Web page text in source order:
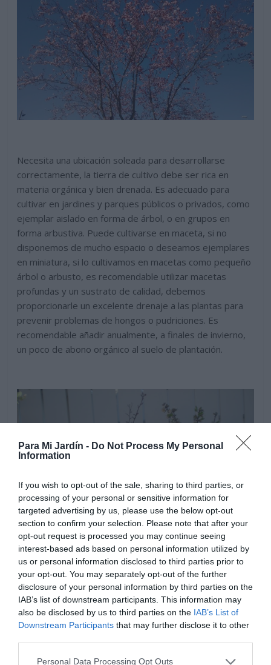
Para Mi Jardín - Do Not Process My Personal
Information
If you wish to opt-out of the sale, sharing to third parties, or
processing of your personal or sensitive information for
targeted advertising by us, please use the below opt-out
section to confirm your selection. Please note that after your
opt-out request is processed you may continue seeing
interest-based ads based on personal information utilized by
us or personal information disclosed to third parties prior to
your opt-out. You may separately opt-out of the further
disclosure of your personal information by third parties on the
IAB’s list of downstream participants. This information may
also be disclosed by us to third parties on the IAB’s List of
Downstream Participants that may further disclose it to other
Personal Data Processing Opt Outs
Necesita una ubicación soleada para desarrollarse
correctamente, la tierra de cultivo debe ser rica en
materia orgánica y bien drenada. Es adecuado para
cultivar en jardines y parques públicos o privados, como
ejemplar aislado en forma de árbol, o en grupos en
forma arbustiva. Puede cultivarse en maceta, si no
disponemos de mucho espacio o deseamos ejemplares
en miniatura, si lo cultivamos en macetas como pequeño
árbol o arbusto, es recomendable utilizar macetas
profundas y un sustrato de calidad, debemos
proporcionarle un excelente drenaje a las plantas para
prevenir problemas de hongos o pudriciones. Es
recomendable añadir anualmente, a finales de invierno,
un poco de abono orgánico al suelo de plantación.